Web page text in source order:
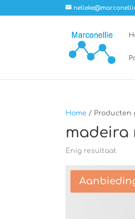
Home / Producten
madeira
Enig resultaat